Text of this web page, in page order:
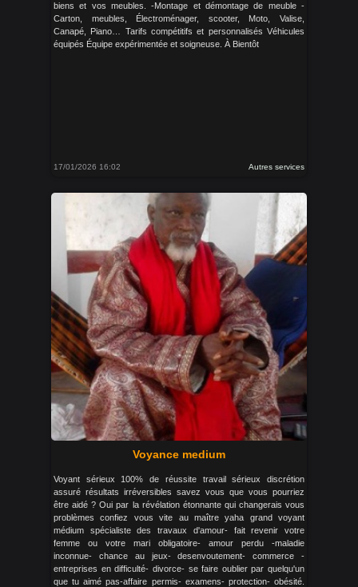
biens et vos meubles. -Montage et démontage de meuble -
Carton, meubles, Électroménager, scooter, Moto, Valise,
Canapé, Piano… Tarifs compétitifs et personnalisés Véhicules
équipés Équipe expérimentée et soigneuse. À Bientôt
17/01/2026 16:02 Autres services
Voyance medium
Voyant sérieux 100% de réussite travail sérieux discrétion
assuré résultats irréversibles savez vous que vous pourriez
être aidé ? Oui par la révélation étonnante qui changerais vous
problèmes confiez vous vite au maître yaha grand voyant
médium spécialiste des travaux d'amour- fait revenir votre
femme ou votre mari obligatoire- amour perdu -maladie
inconnue- chance au jeux- desenvoutement- commerce -
entreprises en difficulté- divorce- se faire oublier par quelqu'un
que tu aimé pas-affaire permis- examens- protection- obésité.